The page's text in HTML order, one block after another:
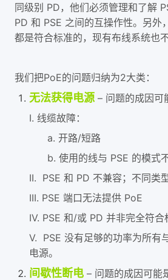
同级别 PD，他们必须管理和了解
PD 和 PSE 之间的互操作性。另外
都是符合标准的，现有布线系统也
我们把PoE的问题归纳为2大类：
无法获得电源 – 问题的成因可
I. 线缆故障：
a. 开路/短路
b. 使用的线与 PSE 的模式
II. PSE 和 PD 不兼容；不同类
III. PSE 端口无法提供 PoE
IV. PSE 和/或 PD 并非完全符合
V. PSE 没有足够的功率为所有
电源。
间歇性断电 – 问题的成因可能